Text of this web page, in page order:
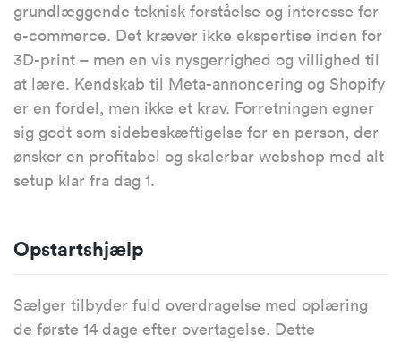
grundlæggende teknisk forståelse og interesse for
e-commerce. Det kræver ikke ekspertise inden for
3D-print – men en vis nysgerrighed og villighed til
at lære. Kendskab til Meta-annoncering og Shopify
er en fordel, men ikke et krav. Forretningen egner
sig godt som sidebeskæftigelse for en person, der
ønsker en profitabel og skalerbar webshop med alt
setup klar fra dag 1.
Opstartshjælp
Sælger tilbyder fuld overdragelse med oplæring
de første 14 dage efter overtagelse. Dette